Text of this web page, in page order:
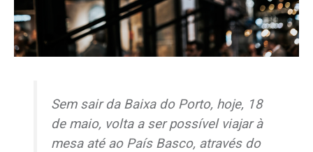
Sem sair da Baixa do Porto, hoje, 18
de maio, volta a ser possível viajar à
mesa até ao País Basco, através do